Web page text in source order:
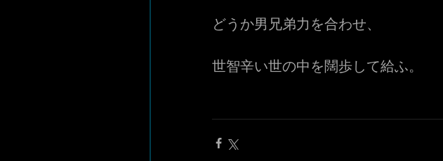
どうか男兄弟力を合わせ、
世智辛い世の中を闊歩して給ふ。